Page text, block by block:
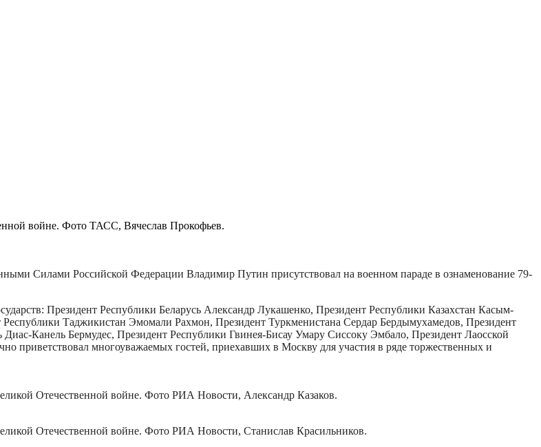
войне. Фото ТАСС, Вячеслав Прокофьев.
Силами Российской Федерации Владимир Путин присутствовал на военном параде в ознаменование 79-
Президент Республики Беларусь Александр Лукашенко, Президент Республики Казахстан Касым-
Таджикистан Эмомали Рахмон, Президент Туркменистана Сердар Бердымухамедов, Президент
Канель Бермудес, Президент Республики Гвинея-Бисау Умару Сиссоку Эмбало, Президент Лаосской
приветствовал многоуважаемых гостей, приехавших в Москву для участия в ряде торжественных и
Отечественной войне. Фото РИА Новости, Александр Казаков.
Отечественной войне. Фото РИА Новости, Станислав Красильников.